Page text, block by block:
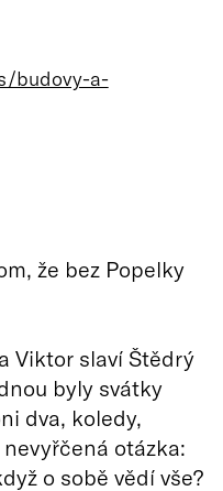
budovy-a-
že bez Popelky
Viktor slaví Štědrý
byly svátky
dva, koledy,
otázka:
o sobě vědí vše?